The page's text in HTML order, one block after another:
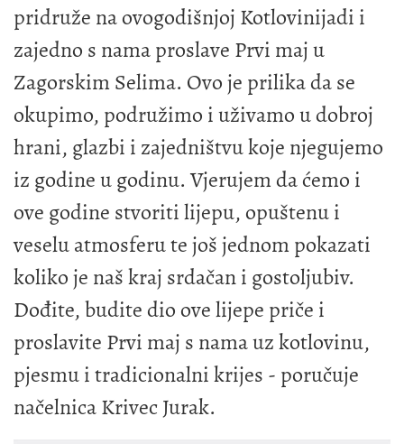
pridruže na ovogodišnjoj Kotlovinijadi i
zajedno s nama proslave Prvi maj u
Zagorskim Selima. Ovo je prilika da se
okupimo, podružimo i uživamo u dobroj
hrani, glazbi i zajedništvu koje njegujemo
iz godine u godinu. Vjerujem da ćemo i
ove godine stvoriti lijepu, opuštenu i
veselu atmosferu te još jednom pokazati
koliko je naš kraj srdačan i gostoljubiv.
Dođite, budite dio ove lijepe priče i
proslavite Prvi maj s nama uz kotlovinu,
pjesmu i tradicionalni krijes - poručuje
načelnica Krivec Jurak.